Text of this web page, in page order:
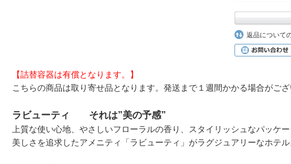
返品について
【詰替容器は有償となります。】
こちらの商品は取り寄せ品となります。発送まで１週間かかる場合がご
ラビューティ それは”美の予感”
上質な使い心地、やさしいフローラルの香り、スタイリッシュなパッケ
美しさを追求したアメニティ「ラビューティ」がラグジュアリーなホテ